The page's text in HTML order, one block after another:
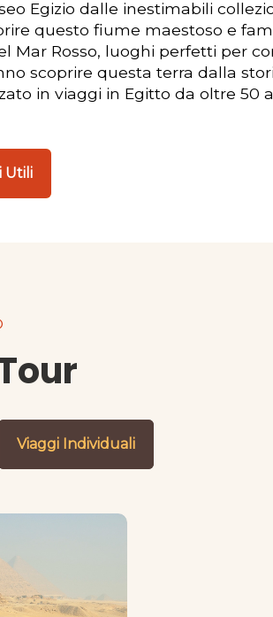
Egizio dalle inestimabili
questo fiume maestoso e
Mar Rosso, luoghi perfetti per
scoprire questa terra dalla
in viaggi in Egitto da oltre 50
Utili
Viaggi Individuali